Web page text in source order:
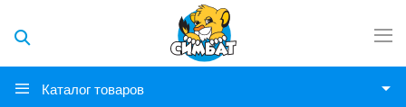
Каталог товаров